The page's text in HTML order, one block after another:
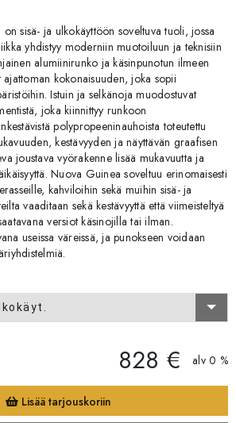
sisä- ja ulkokäyttöön soveltuva tuoli, jossa
yhdistyy moderniin muotoiluun ja teknisiin
alumiinirunko ja käsinpunotun ilmeen
kokonaisuuden, joka sopii
Istuin ja selkänoja muodostuvat
joka kiinnittyy runkoon
polypropeeninauhoista toteutettu
kestävyyden ja näyttävän graafisen
joustava vyörakenne lisää mukavuutta ja
Nuova Guinea soveltuu erinomaisesti
kahviloihin sekä muihin sisä- ja
vaaditaan sekä kestävyyttä että viimeisteltyä
versiot käsinojilla tai ilman.
useissa väreissä, ja punokseen voidaan
828 € alv 0 %
Lisää tarjouskoriin